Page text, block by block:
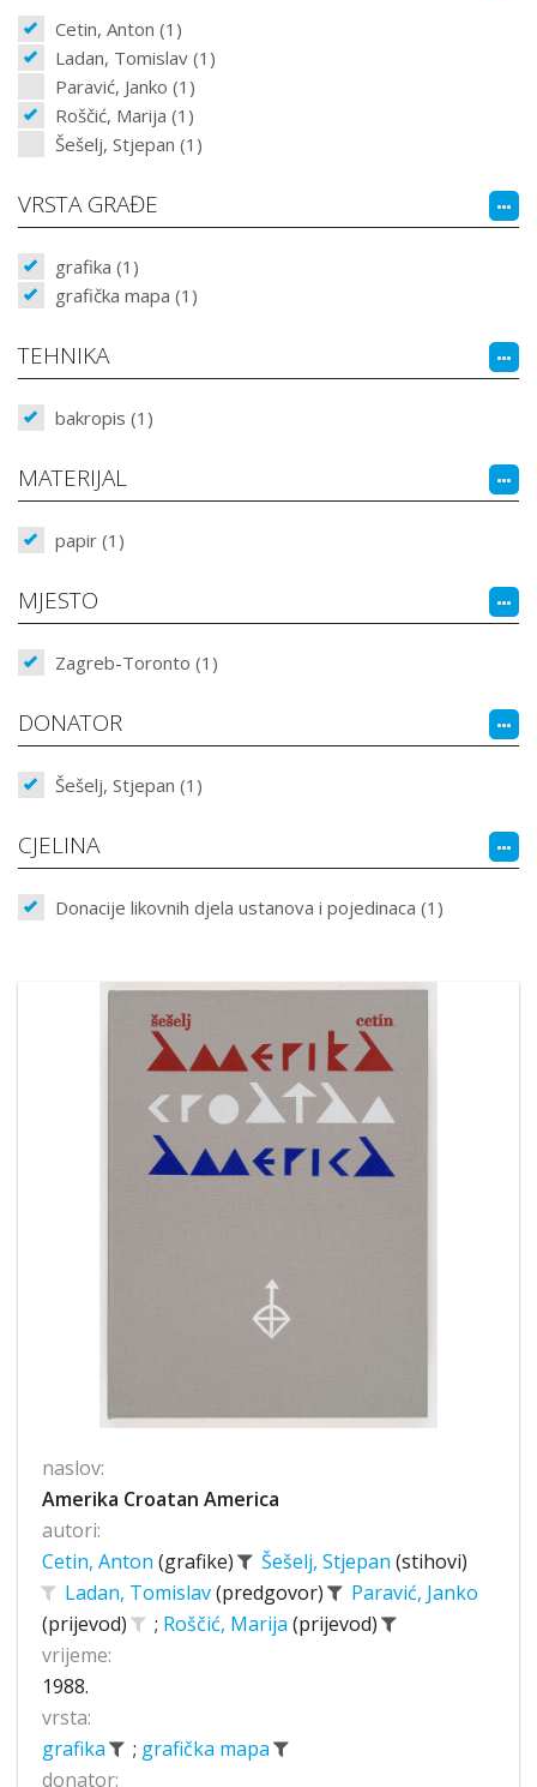
Cetin, Anton (1)
Ladan, Tomislav (1)
Paravić, Janko (1)
Roščić, Marija (1)
Šešelj, Stjepan (1)
VRSTA GRAĐE
grafika (1)
grafička mapa (1)
TEHNIKA
bakropis (1)
MATERIJAL
papir (1)
MJESTO
Zagreb-Toronto (1)
DONATOR
Šešelj, Stjepan (1)
CJELINA
Donacije likovnih djela ustanova i pojedinaca (1)
naslov:
Amerika Croatan America
autori:
Cetin, Anton (grafike) Šešelj, Stjepan (stihovi)
Ladan, Tomislav(predgovor)
Paravić, Janko
(prijevod)
; Roščić, Marija (prijevod)
vrijeme:
1988.
vrsta:
grafika
; grafička mapa
donator: